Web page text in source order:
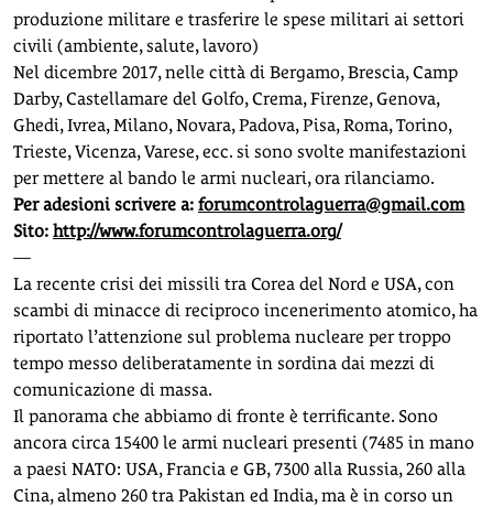
produzione militare e trasferire le spese militari ai settori
civili (ambiente, salute, lavoro)
Nel dicembre 2017, nelle città di Bergamo, Brescia, Camp
Darby, Castellamare del Golfo, Crema, Firenze, Genova,
Ghedi, Ivrea, Milano, Novara, Padova, Pisa, Roma, Torino,
Trieste, Vicenza, Varese, ecc. si sono svolte manifestazioni
per mettere al bando le armi nucleari, ora rilanciamo.
Per adesioni scrivere a: forumcontrolaguerra@gmail.com
Sito: http://www.forumcontrolaguerra.org/
—
La recente crisi dei missili tra Corea del Nord e USA, con
scambi di minacce di reciproco incenerimento atomico, ha
riportato l’attenzione sul problema nucleare per troppo
tempo messo deliberatamente in sordina dai mezzi di
comunicazione di massa.
Il panorama che abbiamo di fronte è terrificante. Sono
ancora circa 15400 le armi nucleari presenti (7485 in mano
a paesi NATO: USA, Francia e GB, 7300 alla Russia, 260 alla
Cina, almeno 260 tra Pakistan ed India, ma è in corso un